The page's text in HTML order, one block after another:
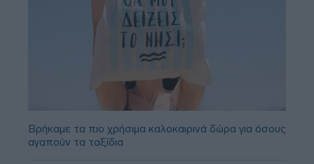
Βρήκαμε τα πιο χρήσιμα καλοκαιρινά δώρα για όσους
αγαπούν τα ταξίδια